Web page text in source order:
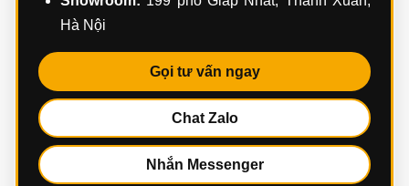
Nhận tư vấn thiết kế bếp dưới
Nội Thất Thuận Phát nhận khảo sát, tư vấn và thiết
kếbếp dưới gầm cầu thangtheo hiện trạng thực
tế. Anh/chị có thể gửi ảnh gầm cầu thang, kích
thước mặt bằng và nhu cầu sử dụng để được gợi ý
phương án phù hợp.